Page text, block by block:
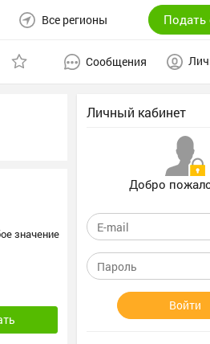
Все регионы Подать
Сообщения
значение
Личный кабинет
Добро
Войти